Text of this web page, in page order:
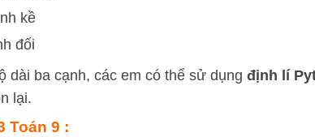
kề
đối
dài ba cạnh, các em có thể sử dụng định lí
lại.
Toán 9 :